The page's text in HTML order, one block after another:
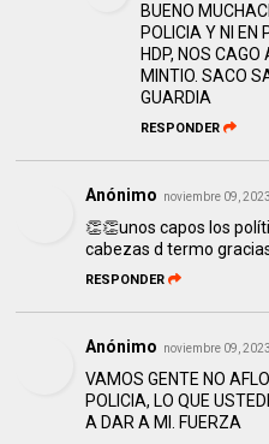
BUENO
POLICIA Y NI EN
HDP, NOS
MINTIO. SACO
GUARDIA
RESPONDER
Anónimo noviembre 09, 2023
👏👏unos capos los
cabezas d termo
RESPONDER
Anónimo noviembre 09, 2023
VAMOS GENTE NO
POLICIA, LO QUE
A DAR A MI. FUERZA